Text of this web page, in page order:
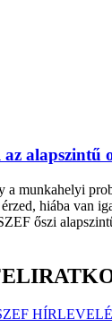
az alapszintű
a munkahelyi
hiába van
őszi